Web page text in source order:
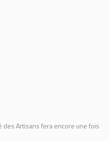
Artisans fera encore une fois